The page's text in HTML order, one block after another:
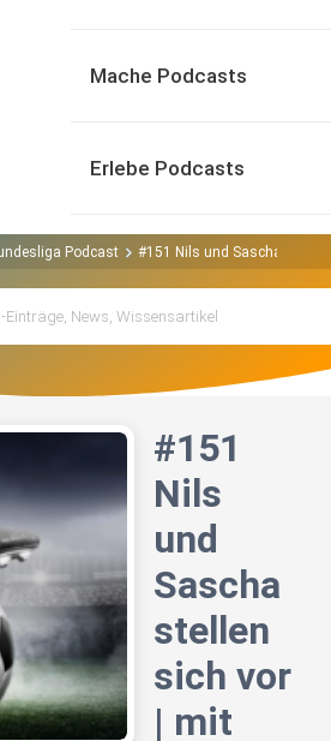
Mache Podcasts
Erlebe Podcasts
Podcast #151 Nils und Sascha
#151
Nils
und
Sascha
stellen
sich vor
| mit